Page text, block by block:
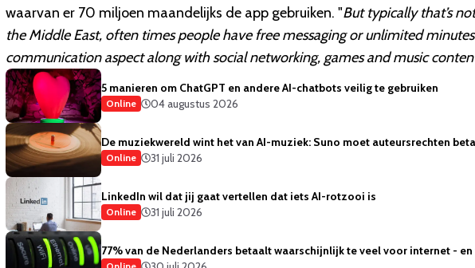
waarvan er 70 miljoen maandelijks de app gebruiken. "But typically that’s
the Middle East, often times people have free messaging or unlimited
communication aspect along with social networking, games and music
5 manieren om ChatGPT en andere AI-chatbots veilig te gebruiken
Online 04 augustus 2026
De muziekwereld wint het van AI-muziek: Suno moet auteursrechten
Online 31 juli 2026
LinkedIn wil dat jij gaat vertellen dat iets AI-rotzooi is
Online 31 juli 2026
77% van de Nederlanders betaalt waarschijnlijk te veel voor internet -